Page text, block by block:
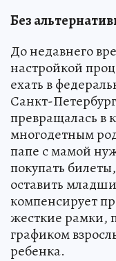
Без
До недавнего
настройкой
ехать в
Санкт-
превращалась в
многодетным
папе с мамой
покупать
оставить
компенсирует
жесткие рамки,
графиком
ребенка.